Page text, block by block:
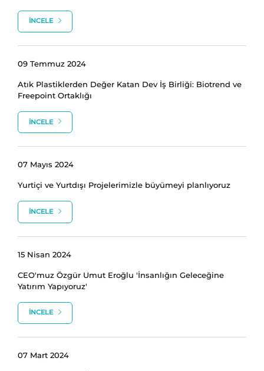
İNCELE
09 Temmuz 2024
Atık Plastiklerden Değer Katan Dev İş Birliği: Biotrend ve
Freepoint Ortaklığı
İNCELE
07 Mayıs 2024
Yurtiçi ve Yurtdışı Projelerimizle büyümeyi planlıyoruz
İNCELE
15 Nisan 2024
CEO'muz Özgür Umut Eroğlu 'İnsanlığın Geleceğine
Yatırım Yapıyoruz'
İNCELE
07 Mart 2024